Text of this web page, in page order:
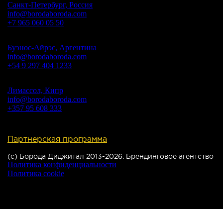
Санкт-Петербург, Россия
info@borodaboroda.com
+7 965 060 05 50
Буэнос-Айрэс, Аргентина
info@borodaboroda.com
+54 9 297 404 1233
Лимассол, Кипр
info@borodaboroda.com
+357 95 608 333
Партнерская программа
(с) Борода Диджитал 2013-2026. Брендинговое агентство
Политика конфиденциальности
Политика cookie